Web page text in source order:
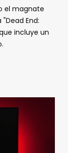
el magnate
End:
incluye un